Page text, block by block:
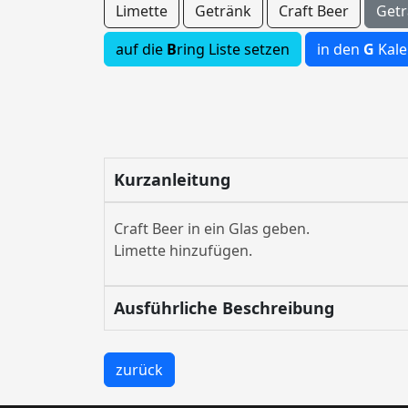
Limette Getränk Craft Beer
auf die Bring Liste setzen in den G
Kurzanleitung
Craft Beer in ein Glas geben.
Limette hinzufügen.
Ausführliche Beschreibung
zurück